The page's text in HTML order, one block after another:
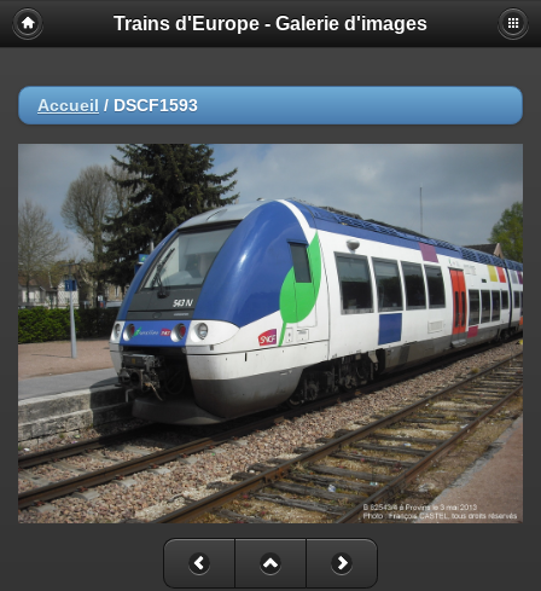
Trains d'Europe - Galerie d'images
Accueil / DSCF1593